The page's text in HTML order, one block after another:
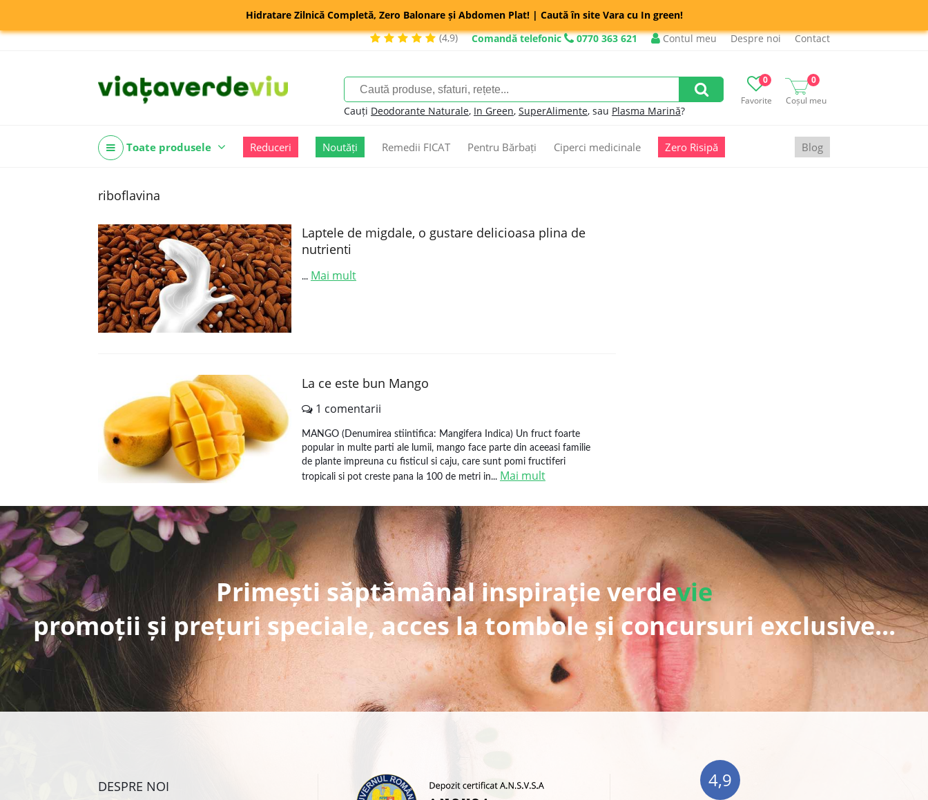
Hidratare Zilnică Completă, Zero Balonare și Abdomen Plat! | Caută în site Vara cu In green!
(4,9)
Comandă telefonic 0770 363 621 Contul meu Despre noi Contact
Favorite
0
Coșul meu
0
Cauți Deodorante Naturale, In Green, SuperAlimente, sau Plasma Marină?
Toate produsele Reduceri Noutăți Remedii FICAT Pentru Bărbați Ciperci medicinale Zero Risipă Blog
riboflavina
Laptele de migdale, o gustare delicioasa plina de
nutrienti
... Mai mult
La ce este bun Mango
1 comentarii
MANGO (Denumirea stiintifica: Mangifera Indica) Un fruct foarte
popular in multe parti ale lumii, mango face parte din aceeasi familie
de plante impreuna cu fisticul si caju, care sunt pomi fructiferi
tropicali si pot creste pana la 100 de metri in... Mai mult
Primești săptămânal inspirație verdevie
promoții și prețuri speciale, acces la tombole și concursuri exclusive...
DESPRE NOI
4,9